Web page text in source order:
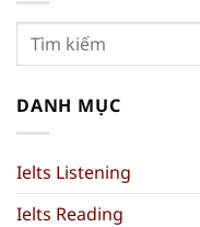
DANH MỤC
Ielts Listening
Ielts Reading